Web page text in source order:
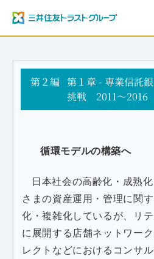
ご挨拶
三井住友トラストグルー
資料編
年表
第２編 第１章 - 専業信託
挑戦 2011～2016
循環モデルの構築へ
日本社会の高齢化・成熟
さまの資産運用・管理に関
化・複雑化しているが、リ
に展開する店舗ネットワー
レクトなどにおけるコンサ